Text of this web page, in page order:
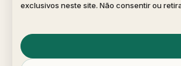
exclusivos neste site. Não consentir ou